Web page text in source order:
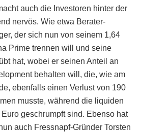
auch die Investoren hinter der
nervös. Wie etwa Berater-
der sich nun von seinem 1,64
Prime trennen will und seine
hat, wobei er seinen Anteil an
behalten will, die, wie am
ebenfalls einen Verlust von 190
musste, während die liquiden
geschrumpft sind. Ebenso hat
auch Fressnapf-Gründer Torsten